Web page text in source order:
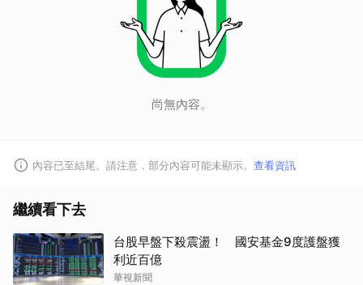
尚無內容。
內容已至結尾。請注意，部分內容可能未顯示。 查看資訊
繼續看下去
台股早盤下殺震盪！ 國安基金9度護盤獲
利近百億
華視新聞